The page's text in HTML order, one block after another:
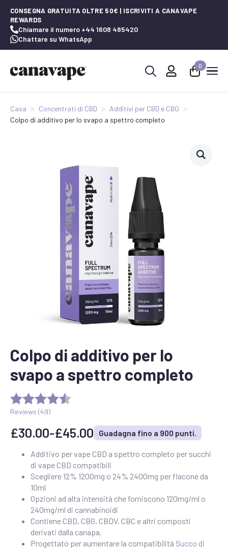
CONSEGNA GRATUITA OLTRE 50€ | ISCRIVITI A CANAVAPE
REWARDS
Chiamare il numero +44 1608 485420
Chattare su WhatsApp
0
Casa Concentrati di CBD
Additivi per CBD e CBG
Colpo di additivo per lo svapo a spettro completo
Colpo di additivo per lo
svapo a spettro completo
Reviews (49)
£30.00-£45.00
Fascia
prezzo:
£30,00
£45,00
Guadagna fino a 900 punti.
Additivo per vape CBD a spettro completo per succhi
di vape CBD compatibili
Scegliere 12% 1200mg o 24% 2400mg per flacone da
10ml
Opzioni ad alta intensità che forniscono 120mg/ml o
240mg/ml di cannabinoidi
Contiene CBD, CBG, CBDV, CBC e altri composti
derivati dalla canapa.
Progettato per aumentare la compatibilità Succo di